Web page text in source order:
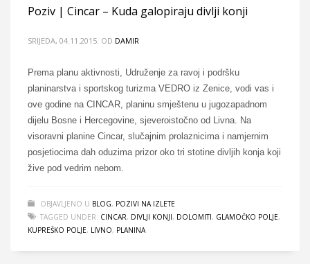
Poziv | Cincar – Kuda galopiraju divlji konji
SRIJEDA, 04.11.2015. OD DAMIR
Prema planu aktivnosti, Udruženje za ravoj i podršku
planinarstva i sportskog turizma VEDRO iz Zenice, vodi vas i
ove godine na CINCAR, planinu smještenu u jugozapadnom
dijelu Bosne i Hercegovine, sjeveroistočno od Livna. Na
visoravni planine Cincar, slučajnim prolaznicima i namjernim
posjetiocima dah oduzima prizor oko tri stotine divljih konja koji
žive pod vedrim nebom.
OBJAVLJENO U BLOG, POZIVI NA IZLETE
TAGGED UNDER: CINCAR, DIVLJI KONJI, DOLOMITI, GLAMOČKO POLJE,
KUPREŠKO POLJE, LIVNO, PLANINA